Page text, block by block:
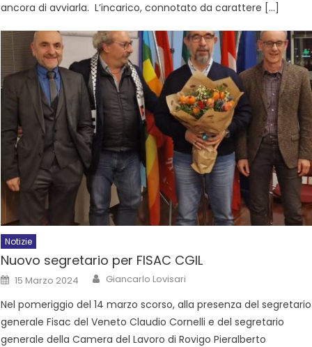
ancora di avviarla. L’incarico, connotato da carattere […]
Notizie
Nuovo segretario per FISAC CGIL
15 Marzo 2024 Giancarlo Lovisari
Nel pomeriggio del 14 marzo scorso, alla presenza del segretario
generale Fisac del Veneto Claudio Cornelli e del segretario
generale della Camera del Lavoro di Rovigo Pieralberto